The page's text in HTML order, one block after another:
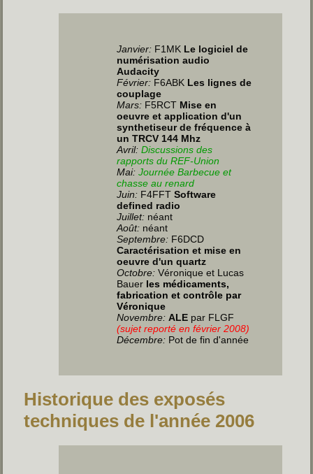
Janvier: F1MK Le logiciel de
numérisation audio
Audacity
Février: F6ABK Les lignes de
couplage
Mars: F5RCT Mise en
oeuvre et application d'un
synthetiseur de fréquence à
un TRCV 144 Mhz
Avril: Discussions des
rapports du REF-Union
Mai:Journée Barbecue et
chasse au renard
Juin: F4FFT Software
defined radio
Juillet: néant
Août: néant
Septembre: F6DCD
Caractérisation et mise en
oeuvre d'un quartz
Octobre: Véronique et Lucas
Bauer les médicaments,
fabrication et contrôle par
Véronique
Novembre: ALE par FLGF
(sujet reporté en février 2008)
Décembre: Pot de fin d'année
Historique des exposés
techniques de l'année 2006